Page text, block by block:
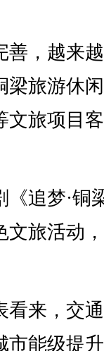
，越来越
梁旅游休
文旅项目
追梦·铜
文旅活动
来，交通
市能级提